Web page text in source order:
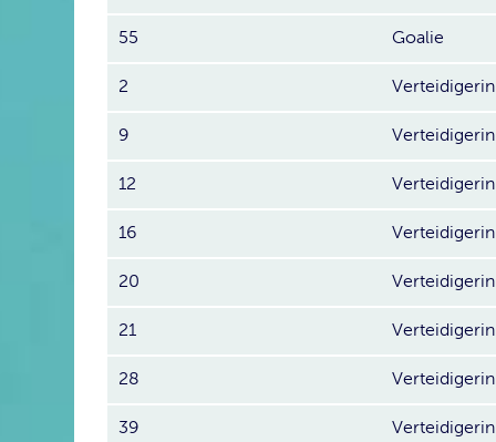
55 Goalie
2 Verteidigerin
9 Verteidigerin
12 Verteidigerin
16 Verteidigerin
20 Verteidigerin
21 Verteidigerin
28 Verteidigerin
39 Verteidigerin